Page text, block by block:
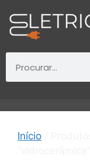
Início